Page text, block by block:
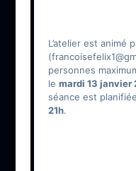
L’atelier est animé
personnes
le mardi 13 janvier
séance est
21h.